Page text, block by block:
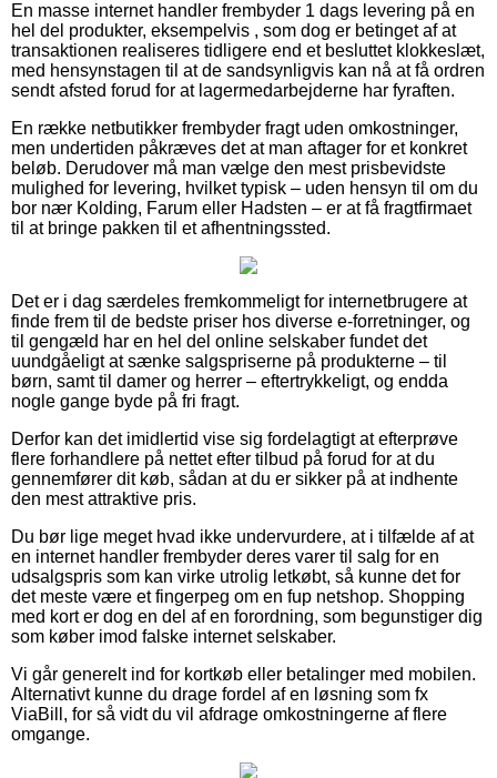
En masse internet handler frembyder 1 dags levering på en
hel del produkter, eksempelvis , som dog er betinget af at
transaktionen realiseres tidligere end et besluttet klokkeslæt,
med hensynstagen til at de sandsynligvis kan nå at få ordren
sendt afsted forud for at lagermedarbejderne har fyraften.
En række netbutikker frembyder fragt uden omkostninger,
men undertiden påkræves det at man aftager for et konkret
beløb. Derudover må man vælge den mest prisbevidste
mulighed for levering, hvilket typisk – uden hensyn til om du
bor nær Kolding, Farum eller Hadsten – er at få fragtfirmaet
til at bringe pakken til et afhentningssted.
Det er i dag særdeles fremkommeligt for internetbrugere at
finde frem til de bedste priser hos diverse e-forretninger, og
til gengæld har en hel del online selskaber fundet det
uundgåeligt at sænke salgspriserne på produkterne – til
børn, samt til damer og herrer – eftertrykkeligt, og endda
nogle gange byde på fri fragt.
Derfor kan det imidlertid vise sig fordelagtigt at efterprøve
flere forhandlere på nettet efter tilbud på forud for at du
gennemfører dit køb, sådan at du er sikker på at indhente
den mest attraktive pris.
Du bør lige meget hvad ikke undervurdere, at i tilfælde af at
en internet handler frembyder deres varer til salg for en
udsalgspris som kan virke utrolig letkøbt, så kunne det for
det meste være et fingerpeg om en fup netshop. Shopping
med kort er dog en del af en forordning, som begunstiger dig
som køber imod falske internet selskaber.
Vi går generelt ind for kortkøb eller betalinger med mobilen.
Alternativt kunne du drage fordel af en løsning som fx
ViaBill, for så vidt du vil afdrage omkostningerne af flere
omgange.